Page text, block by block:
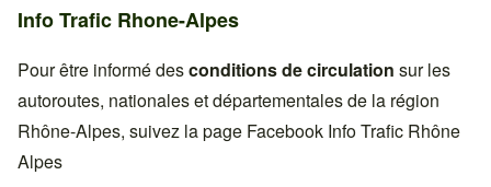
Info Trafic Rhone-Alpes
Pour être informé desconditions de circulation sur les
autoroutes, nationales et départementales de la région
Rhône-Alpes, suivez la page Facebook Info Trafic Rhône
Alpes